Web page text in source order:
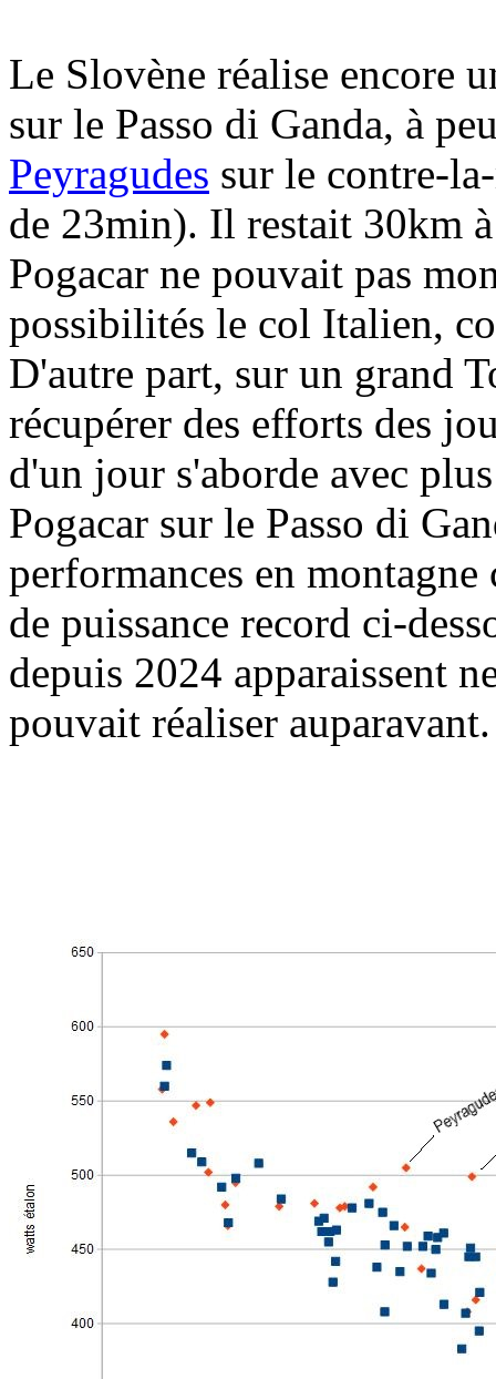
Le Slovène réalise encore
sur le Passo di Ganda, à
Peyragudes sur le contre-
de 23min). Il restait 30km
Pogacar ne pouvait pas
possibilités le col Italien,
D'autre part, sur un grand
récupérer des efforts des
d'un jour s'aborde avec
Pogacar sur le Passo di
performances en
de puissance record ci-
depuis 2024 apparaissent
pouvait réaliser auparavant.